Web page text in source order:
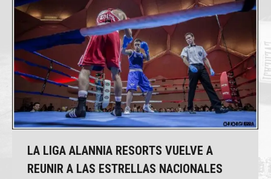
LA LIGA ALANNIA RESORTS VUELVE A
REUNIR A LAS ESTRELLAS NACIONALES